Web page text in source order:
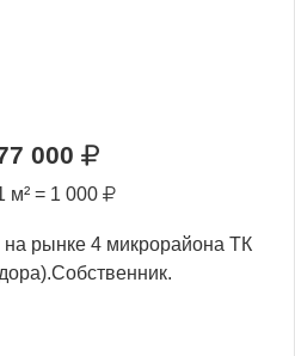
000
м² = 1 000
рынке 4 микрорайона ТК